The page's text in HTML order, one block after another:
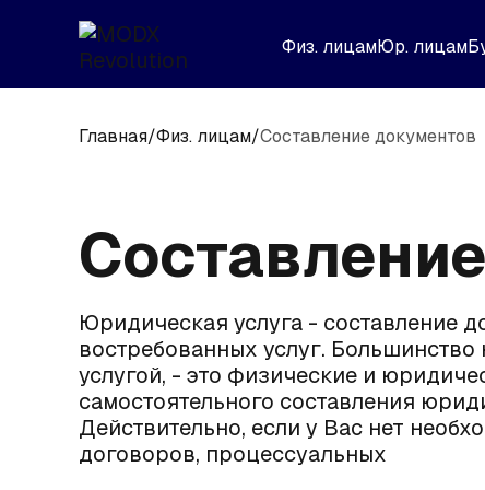
Физ. лицамЮр. лицам
Главная/Физ. лицам/Составление документов
Юридическая услуга - составление
востребованных услуг.
услугой, - это физические и
самостоятельного составления
Действительно, если у Вас нет
договоров, процессуальных